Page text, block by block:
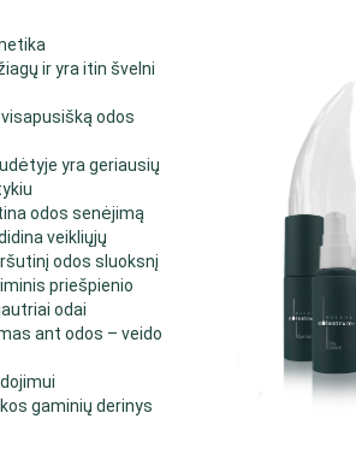
ir yra itin švelni
odos
yra geriausių
odos senėjimą
veikliųjų
odos sluoksnį
priešpienio
odai
ant odos – veido
gaminių derinys